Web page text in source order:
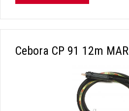
Cebora CP 91 12m MAR